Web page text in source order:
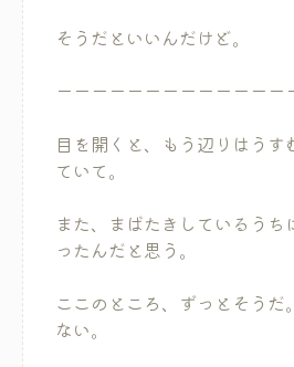
そうだといいんだけど。
ーーーーーーーーーーーーー
目を開くと、もう辺りはうす
ていて。
また、まばたきしているうち
ったんだと思う。
ここのところ、ずっとそうだ
ない。